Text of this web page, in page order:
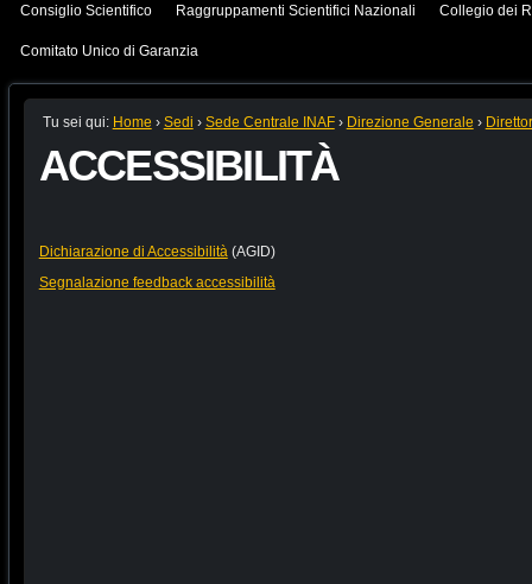
Consiglio Scientifico Raggruppamenti Scientifici Nazionali Collegio dei
Comitato Unico di Garanzia
Tu sei qui: Home › Sedi › Sede Centrale INAF › Direzione Generale ›
ACCESSIBILITÀ
Dichiarazione di Accessibilità (AGID)
Segnalazione feedback accessibilità